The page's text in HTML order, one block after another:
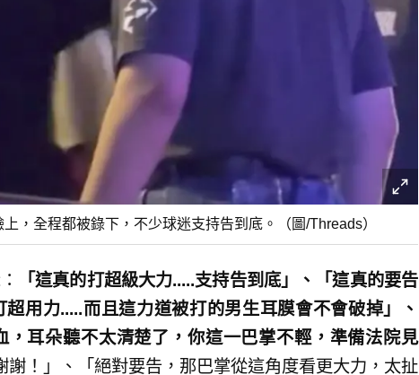
，全程都被錄下，不少球迷支持告到底。（圖/Threads）
「這真的打超級大力.....支持告到底」、「這真的要告
用力.....而且這力道被打的男生耳膜會不會破掉」、
，耳朵聽不太清楚了，你這一巴掌不輕，準備法院見
謝！」、「絕對要告，那巴掌從這角度看更大力，太扯